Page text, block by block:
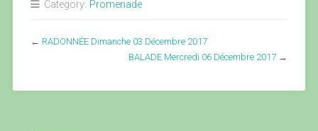
Category: Promenade
← RADONNÉE Dimanche 03 Décembre 2017
BALADE Mercredi 06 Décembre 2017 →